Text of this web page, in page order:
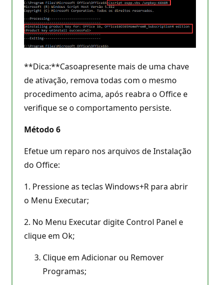
**Dica:**Casoapresente mais de uma chave
de ativação, remova todas com o mesmo
procedimento acima, após reabra o Office e
verifique se o comportamento persiste.
Método 6
Efetue um reparo nos arquivos de Instalação
do Office:
1. Pressione as teclas Windows+R para abrir
o Menu Executar;
2. No Menu Executar digite Control Panel e
clique em Ok;
Clique em Adicionar ou Remover
Programas;